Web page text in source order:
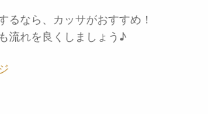
るなら、カッサがおすすめ！
流れを良くしましょう♪